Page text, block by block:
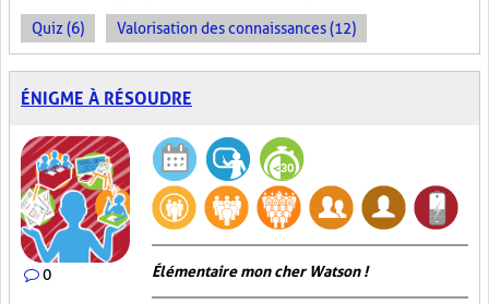
Quiz (6) Valorisation des connaissances (12)
ÉNIGME À RÉSOUDRE
0 Élémentaire mon cher Watson !